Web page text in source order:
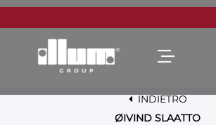
Open
INDIETRO
ØIVIND SLAATTO